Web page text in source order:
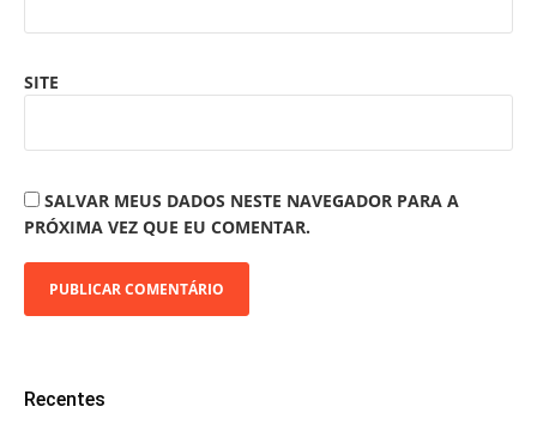
SITE
SALVAR MEUS DADOS NESTE NAVEGADOR PARA A
PRÓXIMA VEZ QUE EU COMENTAR.
Recentes